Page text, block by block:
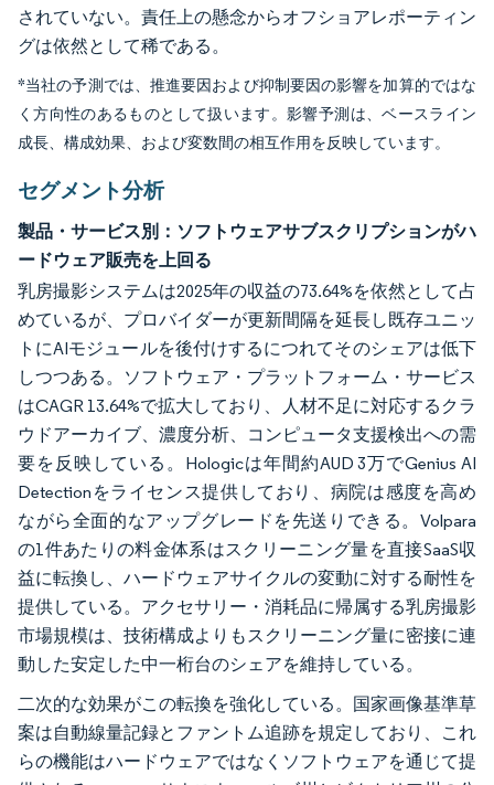
されていない。責任上の懸念からオフショアレポーティン
グは依然として稀である。
*当社の予測では、推進要因および抑制要因の影響を加算的ではな
く方向性のあるものとして扱います。影響予測は、ベースライン
成長、構成効果、および変数間の相互作用を反映しています。
セグメント分析
製品・サービス別：ソフトウェアサブスクリプションがハ
ードウェア販売を上回る
乳房撮影システムは2025年の収益の73.64%を依然として占
めているが、プロバイダーが更新間隔を延長し既存ユニッ
トにAIモジュールを後付けするにつれてそのシェアは低下
しつつある。ソフトウェア・プラットフォーム・サービス
はCAGR 13.64%で拡大しており、人材不足に対応するクラ
ウドアーカイブ、濃度分析、コンピュータ支援検出への需
要を反映している。Hologicは年間約AUD 3万でGenius AI
Detectionをライセンス提供しており、病院は感度を高め
ながら全面的なアップグレードを先送りできる。Volpara
の1件あたりの料金体系はスクリーニング量を直接SaaS収
益に転換し、ハードウェアサイクルの変動に対する耐性を
提供している。アクセサリー・消耗品に帰属する乳房撮影
市場規模は、技術構成よりもスクリーニング量に密接に連
動した安定した中一桁台のシェアを維持している。
二次的な効果がこの転換を強化している。国家画像基準草
案は自動線量記録とファントム追跡を規定しており、これ
らの機能はハードウェアではなくソフトウェアを通じて提